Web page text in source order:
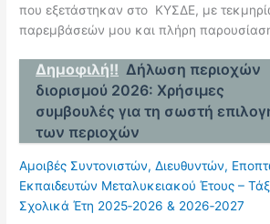
που εξετάστηκαν στο ΚΥΣΔΕ, με
παρεμβάσεών μου και πλήρη
Δημοφιλή!! Δήλωση περιοχών
διορισμού 2026: Χρήσιμες
συμβουλές για τη σωστή
των περιοχών
Αμοιβές Συντονιστών, Διευθυντών,
Εκπαιδευτών Μεταλυκειακού Έτους –
Σχολικά Έτη 2025‑2026 & 2026‑2027